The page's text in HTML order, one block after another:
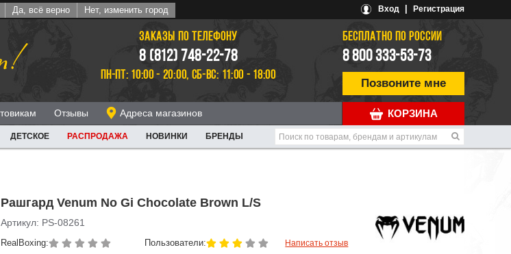
Да, всё верно Нет, изменить город Вход Регистрация
ЗАКАЗЫ ПО ТЕЛЕФОНУ
8 (812) 748-22-78
ПН-ПТ: 10:00 - 20:00, СБ-ВС: 11:00 - 18:00
БЕСПЛАТНО ПО РОССИИ
8 800 333-53-73
Позвоните мне
КОРЗИНА
Отзывы Адреса магазинов
ДЕТСКОЕ РАСПРОДАЖА НОВИНКИ БРЕНДЫ
Рашгард Venum No Gi Chocolate Brown L/S
Артикул: PS-08261
RealBoxing: Пользователи: Написать отзыв